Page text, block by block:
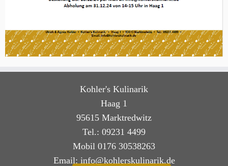
Kohler's Kulinarik
Haag 1
95615 Marktredwitz
Tel.: 09231 4499
Mobil 0176 30538263
Email: info@kohlerskulinarik.de